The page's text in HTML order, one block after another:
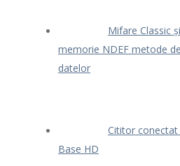
Mifare Classic
memorie NDEF metode
datelor
Cititor
Base HD